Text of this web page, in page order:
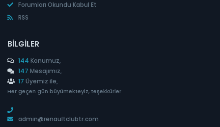
Forumları Okundu Kabul Et
RSS
BILGILER
144 Konumuz,
147 Mesajımız,
17 Üyemiz ile,
Her geçen gün büyümekteyiz, teşekkürler
admin@renaultclubtr.com